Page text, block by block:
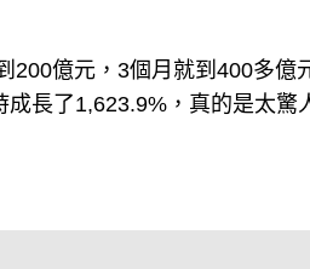
200億元，3個月就到400多億
長了1,623.9%，真的是太驚